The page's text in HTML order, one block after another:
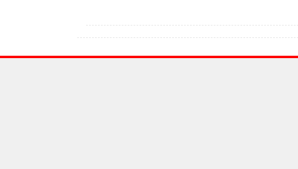
dan Akuntabel